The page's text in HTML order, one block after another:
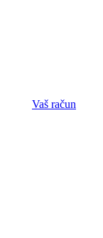
Vaš račun